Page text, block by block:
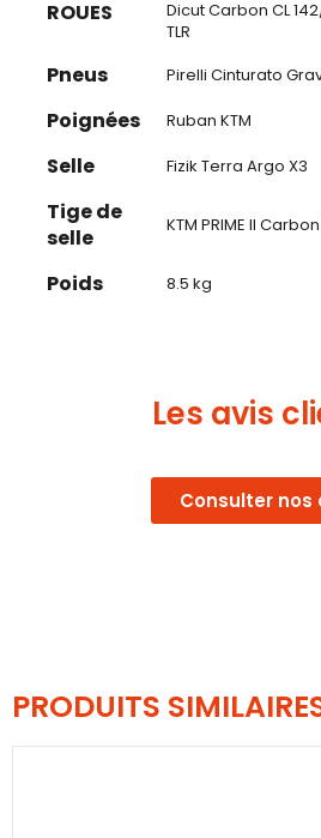
ROUES
Dicut Carbon CL
TLR
Pneus Pirelli Cinturato
Poignées Ruban KTM
Selle Fizik Terra Argo X3
Tige de
selle
KTM PRIME II
Poids 8.5 kg
Les avis
Consulter nos
PRODUITS